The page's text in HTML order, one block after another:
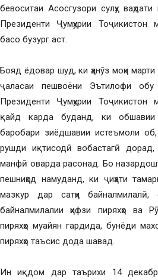
бевоситаи Асосгузори сулҳу
Президенти Ҷумҳурии Тоҷикистон
басо бузург аст.
Бояд ёдовар шуд, ки ҳанӯз моҳи
ҷаласаи пешвоёни Эътилофи
Президенти Ҷумҳурии Тоҷикистон
қайд карда буданд, ки обшавии
баробари зиёдшавии истеъмоли
рушди иқтисодӣ вобастагӣ дорад,
манфӣ оварда расонад. Бо
пешниҳод намуданд, ки ҷиҳати
мазкур дар сатҳи
байналмилалии ҳифзи пиряхҳо ва
пиряхҳо муайян гардида, бунёди
пиряхҳо таъсис дода шавад.
Ин иқдом дар таърихи 14